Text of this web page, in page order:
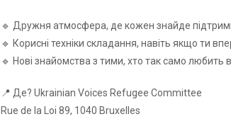
🔹 Дружня атмосфера, де кожен знайде
🔹 Корисні техніки складання, навіть якщо ти
🔹 Нові знайомства з тими, хто так само любить
📍 Де? Ukrainian Voices Refugee Committee
Rue de la Loi 89, 1040 Bruxelles